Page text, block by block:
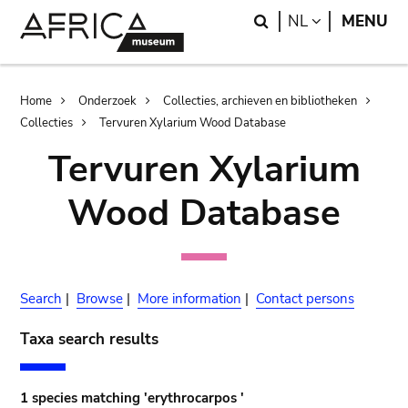
Search
NL LANGUAGE
MENU
Breadcrumb
Home Onderzoek
Collecties, archieven en bibliotheken
Collecties
Tervuren Xylarium Wood Database
Tervuren Xylarium
Wood Database
Search | Browse | More information | Contact persons
Taxa search results
1 species matching 'erythrocarpos '